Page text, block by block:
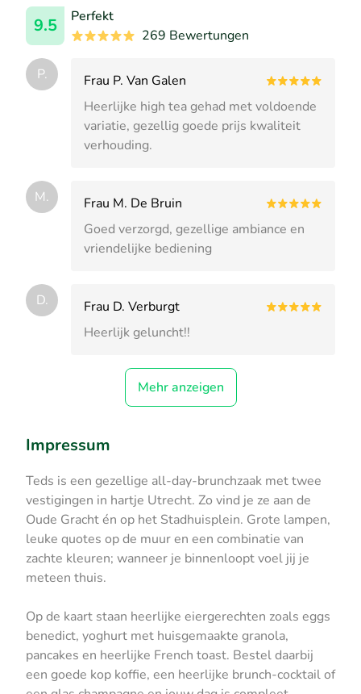
9.5
Perfekt
269 Bewertungen
P.
Frau P. Van Galen
Heerlijke high tea gehad met voldoende
variatie, gezellig goede prijs kwaliteit
verhouding.
M.
Frau M. De Bruin
Goed verzorgd, gezellige ambiance en
vriendelijke bediening
D.
Frau D. Verburgt
Heerlijk geluncht!!
Mehr anzeigen
Impressum
Teds is een gezellige all-day-brunchzaak met twee
vestigingen in hartje Utrecht. Zo vind je ze aan de
Oude Gracht én op het Stadhuisplein. Grote lampen,
leuke quotes op de muur en een combinatie van
zachte kleuren; wanneer je binnenloopt voel jij je
meteen thuis.
Op de kaart staan heerlijke eiergerechten zoals eggs
benedict, yoghurt met huisgemaakte granola,
pancakes en heerlijke French toast. Bestel daarbij
een goede kop koffie, een heerlijke brunch-cocktail of